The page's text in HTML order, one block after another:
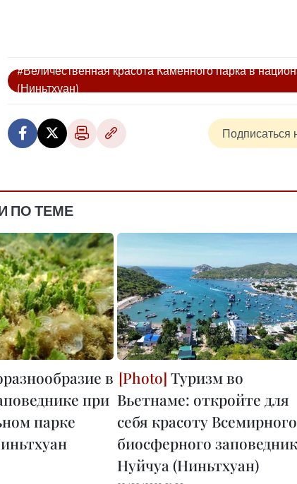
#Величественная красота Каменного парка в
(Ниньтхуан)
Подписаться
ПО ТЕМЕ
в
при
парке
Туризм во
Вьетнаме: откройте для
себя красоту Всемирного
биосферного
Нуйчуа (Ниньтхуан)